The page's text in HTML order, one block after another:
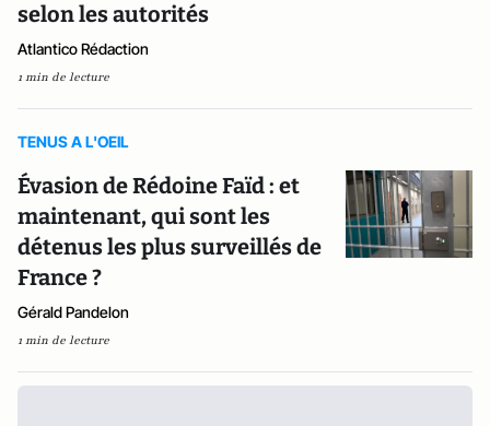
selon les autorités
Atlantico Rédaction
1 min de lecture
TENUS A L'OEIL
Évasion de Rédoine Faïd : et
maintenant, qui sont les
détenus les plus surveillés de
France ?
Gérald Pandelon
1 min de lecture